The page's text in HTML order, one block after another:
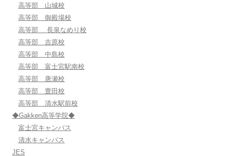
高等部 山城校
高等部 御殿場校
高等部 長泉なめり校
高等部 吉原校
高等部 中島校
高等部 富士宮駅南校
高等部 唐瀬校
高等部 豊田校
高等部 清水駅前校
◆Gakken高等学院◆
富士宮キャンパス
清水キャンパス
JES